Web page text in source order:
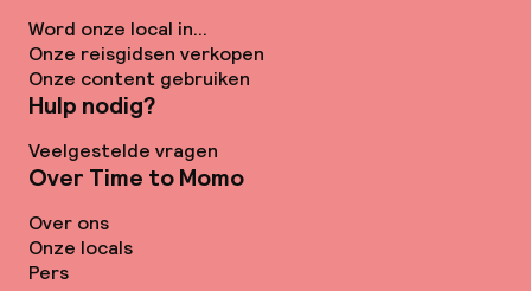
Word onze local in...
Onze reisgidsen verkopen
Onze content gebruiken
Hulp nodig?
Veelgestelde vragen
Over Time to Momo
Over ons
Onze locals
Pers